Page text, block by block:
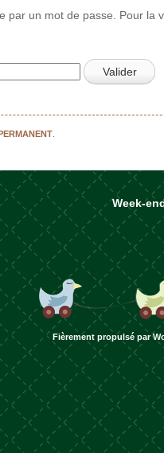
par un mot de passe. Pour la
articles
Week-
Fièrement propulsé par